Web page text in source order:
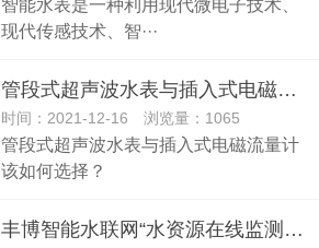
智能水表是一种利用现代微电子技术、
现代传感技术、智···
管段式超声波水表与插入式电磁流量计该如何选择？
时间：2021-12-16 浏览量：1065
管段式超声波水表与插入式电磁流量计
该如何选择？
丰博智能水联网“水资源在线监测系统”，助力国家推进水资源税改革